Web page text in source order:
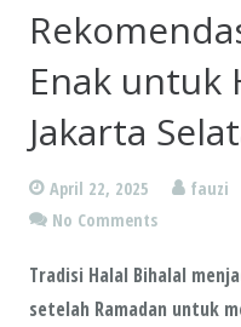
Enak untuk
Jakarta
April 22, 2025 fauzi
No Comments
Tradisi Halal Bihalal
setelah Ramadan untuk